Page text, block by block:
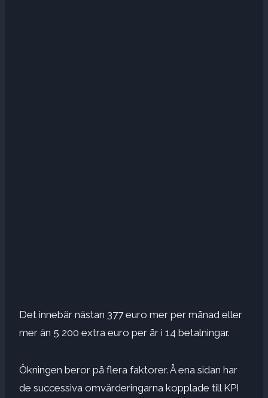
Det innebär nästan 377 euro mer per månad eller
mer än 5 200 extra euro per år i 14 betalningar.
Ökningen beror på flera faktorer. Å ena sidan har
de successiva omvärderingarna kopplade till KPI